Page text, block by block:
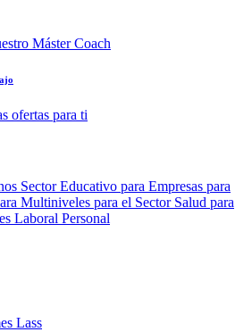
Máster Coach
ofertas para ti
Sector Educativo para Empresas para
Multiniveles para el Sector Salud para
Laboral Personal
Lass